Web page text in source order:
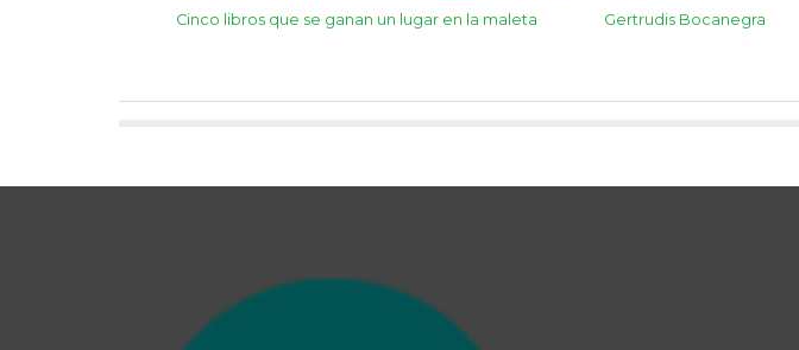
Cinco libros que se ganan un lugar en la maleta Gertrudis Bocanegra